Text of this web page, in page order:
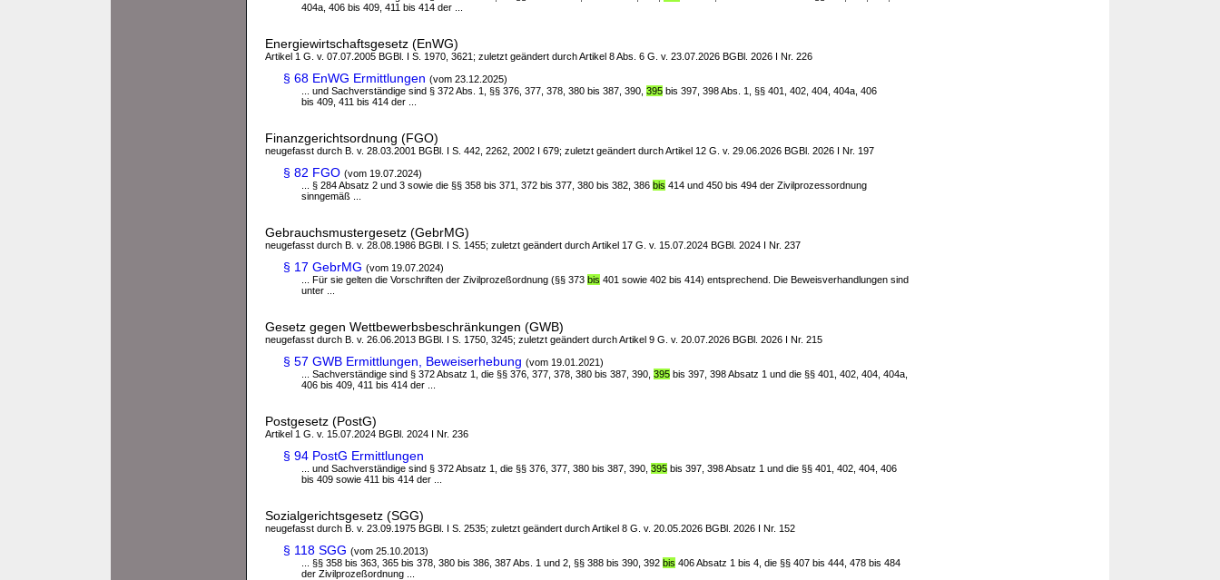
404a, 406 bis 409, 411 bis 414 der ...
Energiewirtschaftsgesetz (EnWG)
Artikel 1 G. v. 07.07.2005 BGBl. I S. 1970, 3621; zuletzt geändert durch Artikel 8 Abs. 6 G. v. 23.07.2026 BGBl. 2026 I Nr. 226
§ 68 EnWG Ermittlungen (vom 23.12.2025)
... und Sachverständige sind § 372 Abs. 1, §§ 376, 377, 378, 380 bis 387, 390, 395 bis 397, 398 Abs. 1, §§ 401, 402, 404, 404a, 406
bis 409, 411 bis 414 der ...
Finanzgerichtsordnung (FGO)
neugefasst durch B. v. 28.03.2001 BGBl. I S. 442, 2262, 2002 I 679; zuletzt geändert durch Artikel 12 G. v. 29.06.2026 BGBl. 2026 I Nr. 197
§ 82 FGO (vom 19.07.2024)
... § 284 Absatz 2 und 3 sowie die §§ 358 bis 371, 372 bis 377, 380 bis 382, 386 bis 414 und 450 bis 494 der Zivilprozessordnung
sinngemäß ...
Gebrauchsmustergesetz (GebrMG)
neugefasst durch B. v. 28.08.1986 BGBl. I S. 1455; zuletzt geändert durch Artikel 17 G. v. 15.07.2024 BGBl. 2024 I Nr. 237
§ 17 GebrMG (vom 19.07.2024)
... Für sie gelten die Vorschriften der Zivilprozeßordnung (§§ 373 bis 401 sowie 402 bis 414) entsprechend. Die Beweisverhandlungen sind
unter ...
Gesetz gegen Wettbewerbsbeschränkungen (GWB)
neugefasst durch B. v. 26.06.2013 BGBl. I S. 1750, 3245; zuletzt geändert durch Artikel 9 G. v. 20.07.2026 BGBl. 2026 I Nr. 215
§ 57 GWB Ermittlungen, Beweiserhebung (vom 19.01.2021)
... Sachverständige sind § 372 Absatz 1, die §§ 376, 377, 378, 380 bis 387, 390, 395 bis 397, 398 Absatz 1 und die §§ 401, 402, 404, 404a,
406 bis 409, 411 bis 414 der ...
Postgesetz (PostG)
Artikel 1 G. v. 15.07.2024 BGBl. 2024 I Nr. 236
§ 94 PostG Ermittlungen
... und Sachverständige sind § 372 Absatz 1, die §§ 376, 377, 380 bis 387, 390, 395 bis 397, 398 Absatz 1 und die §§ 401, 402, 404, 406
bis 409 sowie 411 bis 414 der ...
Sozialgerichtsgesetz (SGG)
neugefasst durch B. v. 23.09.1975 BGBl. I S. 2535; zuletzt geändert durch Artikel 8 G. v. 20.05.2026 BGBl. 2026 I Nr. 152
§ 118 SGG (vom 25.10.2013)
... §§ 358 bis 363, 365 bis 378, 380 bis 386, 387 Abs. 1 und 2, §§ 388 bis 390, 392 bis 406 Absatz 1 bis 4, die §§ 407 bis 444, 478 bis 484
der Zivilprozeßordnung ...